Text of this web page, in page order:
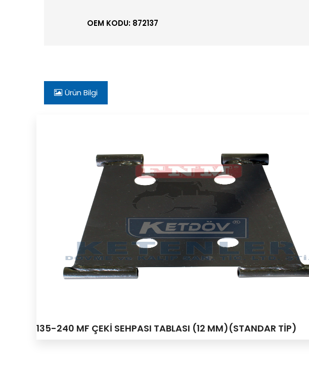
OEM KODU: 872137
Ürün Bilgi
135-240 MF ÇEKİ SEHPASI TABLASI (12 MM)(STANDAR TİP)